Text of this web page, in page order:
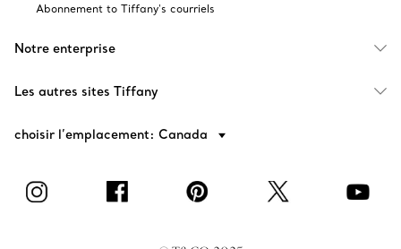
Abonnement to Tiffany's courriels
Notre enterprise
Les autres sites Tiffany
choisir l’emplacement: Canada